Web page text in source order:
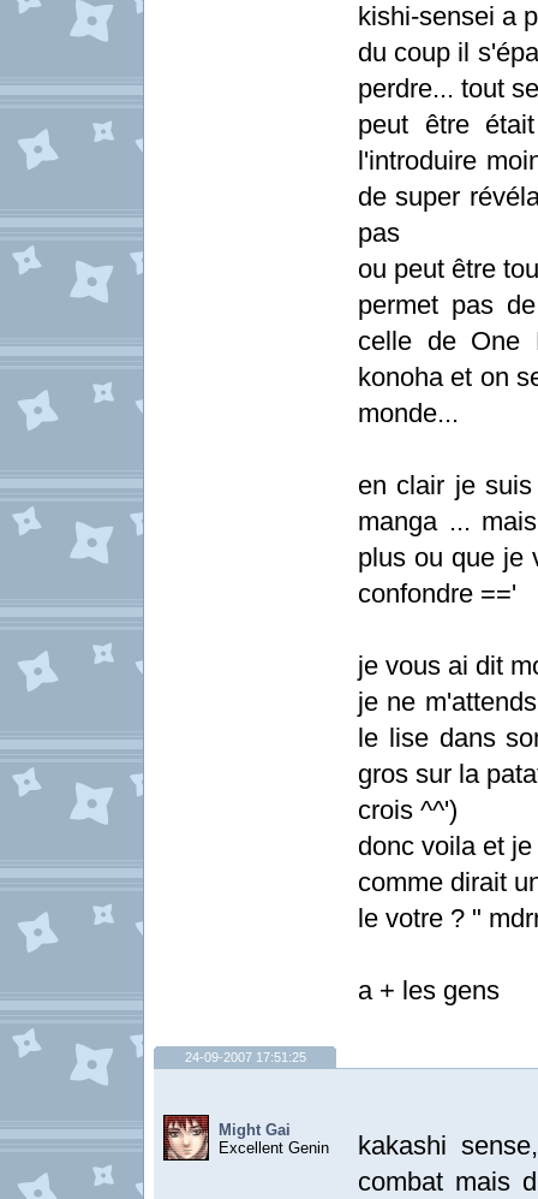
kishi-sensei a
du coup il
perdre... tout
peut être
l'introduire
de super
pas
ou peut être
permet pas
celle de One
konoha et on
monde...
en clair je
manga ...
plus ou que je
confondre =='
je vous ai dit
je ne
le lise dans
gros sur la
crois ^^')
donc voila et
comme dirait
le votre ? "
a + les gens
24-09-2007 17:51:25
Might Gai
Excellent Genin
kakashi
combat mais